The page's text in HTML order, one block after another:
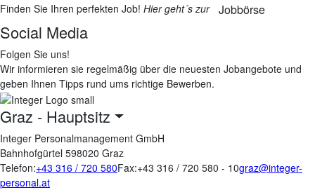
Finden Sie Ihren perfekten Job! Hier geht´s zur Jobbörse
Social Media
Folgen Sie uns!
Wir informieren sie regelmäßig über die neuesten Jobangebote und
geben Ihnen Tipps rund ums richtige Bewerben.
Graz - Hauptsitz
Integer Personalmanagement GmbH
Bahnhofgürtel 598020 Graz
Telefon:+43 316 / 720 580Fax:+43 316 / 720 580 - 10graz@integer-
personal.at